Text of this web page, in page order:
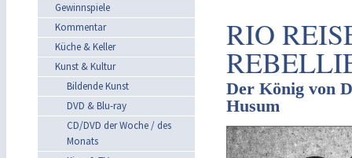
Gewinnspiele
Kommentar
Küche & Keller
Kunst & Kultur
Bildende Kunst
DVD & Blu-ray
CD/DVD der Woche / des
Monats
RIO
Der König von
Husum